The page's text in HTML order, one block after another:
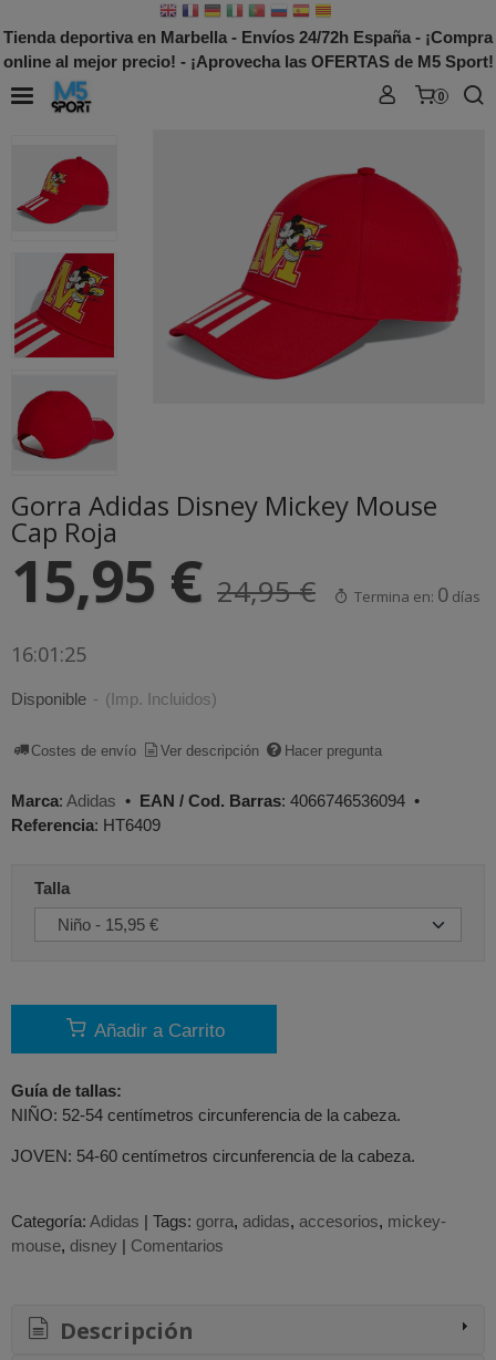
Tienda deportiva en Marbella - Envíos 24/72h España - ¡Compra
online al mejor precio! - ¡Aprovecha las OFERTAS de M5 Sport!
0
Gorra Adidas Disney Mickey Mouse
Cap Roja
15,95 € 24,95 € Termina en: 0 días
16:01:25
Disponible - (Imp. Incluidos)
Costes de envío Ver descripción Hacer pregunta
Marca: Adidas • EAN / Cod. Barras: 4066746536094 •
Referencia: HT6409
Talla
Añadir a Carrito
Guía de tallas:
NIÑO: 52-54 centímetros circunferencia de la cabeza.
JOVEN: 54-60 centímetros circunferencia de la cabeza.
Categoría: Adidas | Tags: gorra adidas accesorios mickey-
mouse disney | Comentarios
Descripción